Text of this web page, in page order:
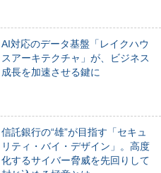
AI対応のデータ基盤「レイクハウ
スアーキテクチャ」が、ビジネス
成長を加速させる鍵に
信託銀行の“雄”が目指す「セキュ
リティ・バイ・デザイン」。高度
化するサイバー脅威を先回りして